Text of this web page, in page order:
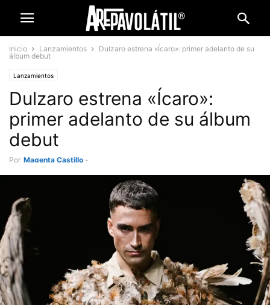
Inicio Lanzamientos
Dulzaro estrena «Ícaro»: primer adelanto de su
álbum debut
Lanzamientos
Dulzaro estrena «Ícaro»:
primer adelanto de su álbum
debut
Por Magenta Castillo -